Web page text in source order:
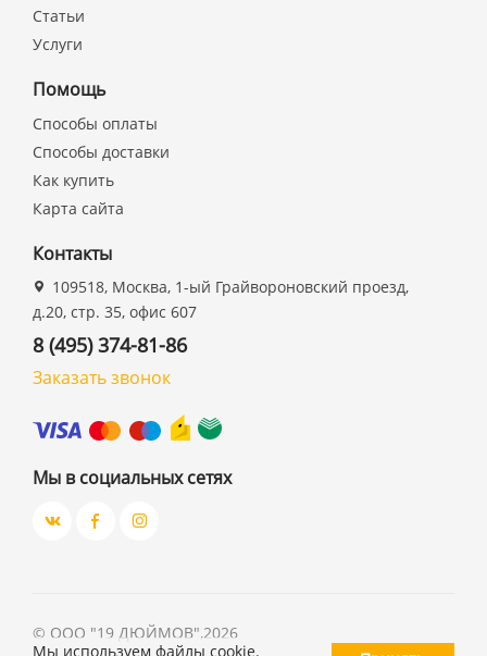
Статьи
Услуги
Помощь
Способы оплаты
Способы доставки
Как купить
Карта сайта
Контакты
109518, Москва, 1-ый Грайвороновский проезд,
д.20, стр. 35, офис 607
8 (495) 374-81-86
Заказать звонок
Мы в социальных сетях
© ООО "19 ДЮЙМОВ",2026
Мы используем файлы cookie.